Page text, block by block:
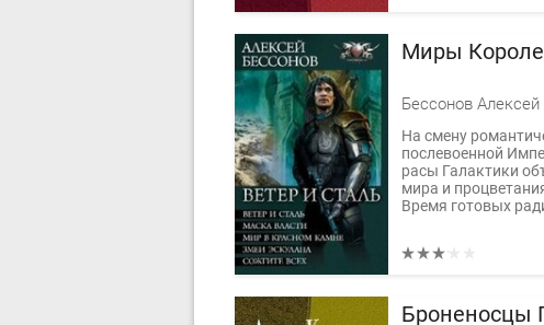
Миры
Бессонов Алексей
На смену
послевоенной
расы Галактики
мира и
Время готовых
Броненосцы